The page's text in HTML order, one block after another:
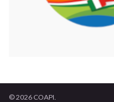
© 2026 COAPI.